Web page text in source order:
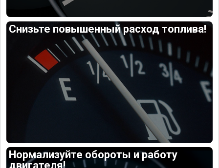
Снизьте повышенный расход топлива!
Нормализуйте обороты и работу
двигателя!